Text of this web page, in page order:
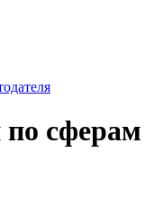
сферам